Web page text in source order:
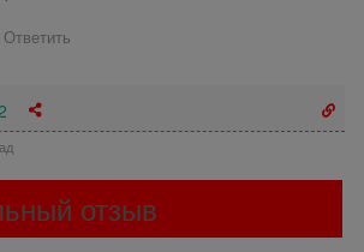
Ответить
отзыв